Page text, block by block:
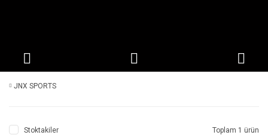
JNX SPORTS
Stoktakiler Toplam 1 ürün